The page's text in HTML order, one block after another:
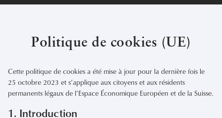
Politique de cookies (UE)
Cette politique de cookies a été mise à jour pour la dernière fois le
25 octobre 2023 et s’applique aux citoyens et aux résidents
permanents légaux de l’Espace Économique Européen et de la Suisse.
1. Introduction